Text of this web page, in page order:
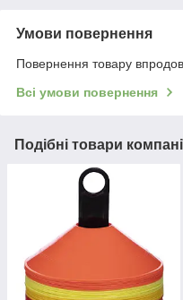
Умови повернення
Повернення товару
Всі умови повернення
Подібні товари